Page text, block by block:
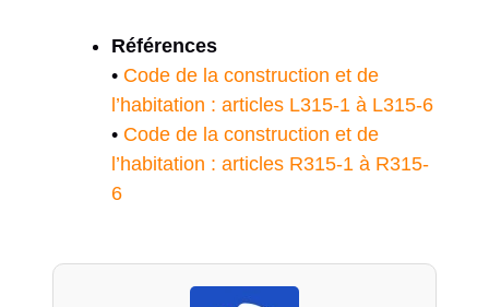
Références
• Code de la construction et de
l’habitation : articles L315-1 à L315-6
• Code de la construction et de
l’habitation : articles R315-1 à R315-
6